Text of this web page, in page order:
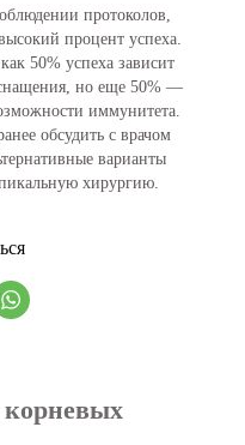
протоколов,
процент успеха.
50% успеха зависит
но еще 50% —
иммунитета.
обсудить с врачом
варианты
хирургию.
корневых